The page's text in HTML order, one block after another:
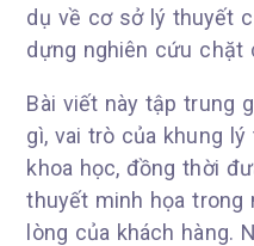
dụ về cơ sở lý thuyết
dựng nghiên cứu chặt
Bài viết này tập trung
gì, vai trò của khung
khoa học, đồng thời
thuyết minh họa trong
lòng của khách hàng.